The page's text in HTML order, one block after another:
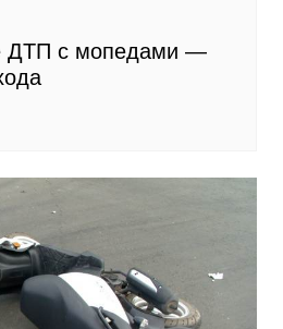
ДТП с мопедами —